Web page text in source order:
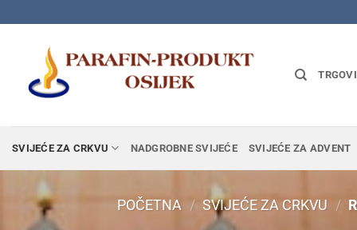
to
SVIJEĆE ZA CRKVU NADGROBNE SVIJEĆE SVIJEĆE ZA ADVENT
POČETNA / SVIJEĆE ZA CRKVU /